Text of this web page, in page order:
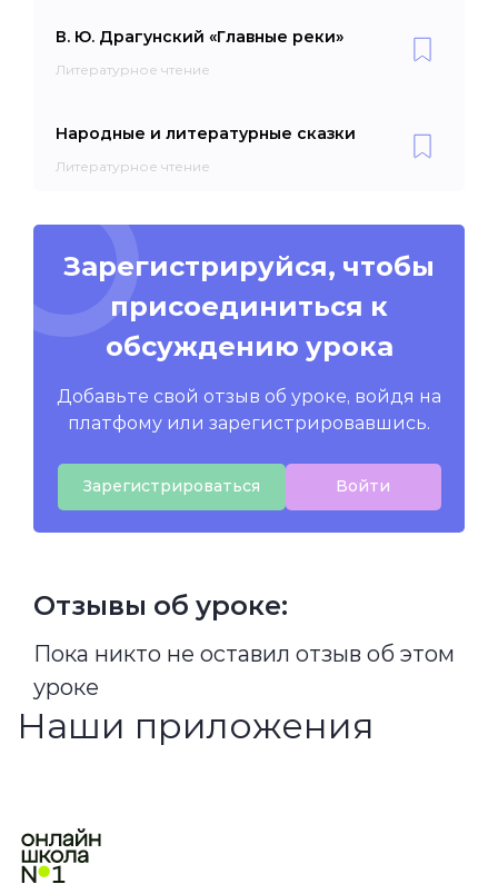
В. Ю. Драгунский «Главные реки»
Литературное чтение
Народные и литературные сказки
Литературное чтение
Зарегистрируйся, чтобы
присоединиться к
обсуждению урока
Добавьте свой отзыв об уроке, войдя на
платфому или зарегистрировавшись.
Зарегистрироваться Войти
Отзывы об уроке:
Пока никто не оставил отзыв об этом
уроке
Наши приложения